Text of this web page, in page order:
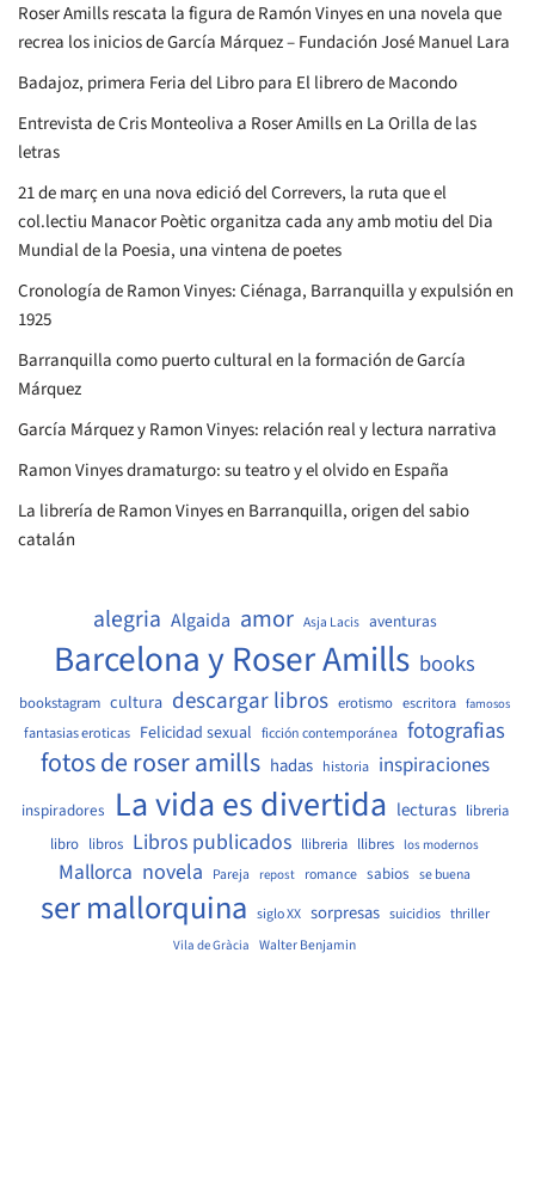
Roser Amills rescata la figura de Ramón Vinyes en una novela que
recrea los inicios de García Márquez – Fundación José Manuel Lara
Badajoz, primera Feria del Libro para El librero de Macondo
Entrevista de Cris Monteoliva a Roser Amills en La Orilla de las
letras
21 de març en una nova edició del Correvers, la ruta que el
col.lectiu Manacor Poètic organitza cada any amb motiu del Dia
Mundial de la Poesia, una vintena de poetes
Cronología de Ramon Vinyes: Ciénaga, Barranquilla y expulsión en
1925
Barranquilla como puerto cultural en la formación de García
Márquez
García Márquez y Ramon Vinyes: relación real y lectura narrativa
Ramon Vinyes dramaturgo: su teatro y el olvido en España
La librería de Ramon Vinyes en Barranquilla, origen del sabio
catalán
alegria Algaida amor Asja Lacis aventuras
Barcelona y Roser Amills books
bookstagram cultura descargar libros erotismo escritora famosos
fantasias eroticas Felicidad sexual ficción contemporánea fotografias
fotos de roser amills hadas historia inspiraciones
inspiradores La vida es divertida lecturas libreria
libro libros Libros publicados llibreria llibres los modernos
Mallorca novela Pareja repost romance sabios se buena
ser mallorquina siglo XX sorpresas suicidios thriller
Vila de Gràcia Walter Benjamin